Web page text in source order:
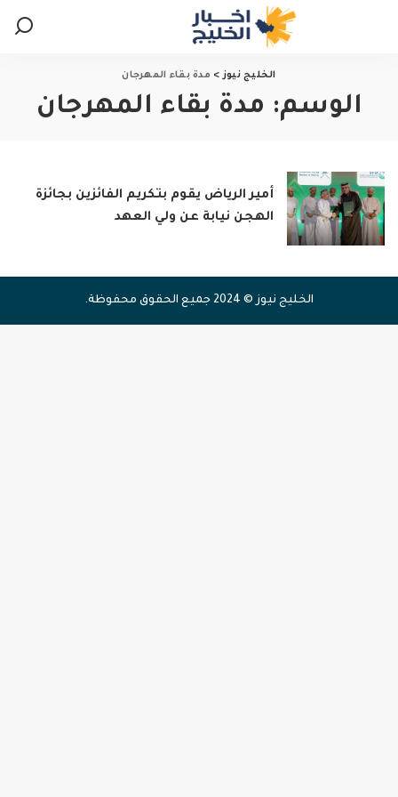
الخليج نيوز> مدة بقاء المهرجان
الوسم: مدة بقاء المهرجان
أمير الرياض يقوم بتكريم الفائزين بجائزة
الهجن نيابة عن ولي العهد
الخليج نيوز © 2024 جميع الحقوق محفوظة.